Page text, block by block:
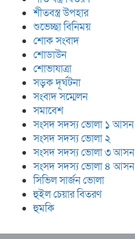
শীতবস্ত্র উপহার
শুভেচ্ছা বিনিময়
শোক সংবাদ
শোডাউন
শোভাযাত্রা
সড়ক দূর্ঘটনা
সংবাদ সম্মেলন
সমাবেশ
সংসদ সদস্য ভোলা ১ আসন
সংসদ সদস্য ভোলা ২
সংসদ সদস্য ভোলা ৩ আসন
সংসদ সদস্য ভোলা ৪ আসন
সিভিল সার্জন ভোলা
হুইল চেয়ার বিতরণ
হুমকি